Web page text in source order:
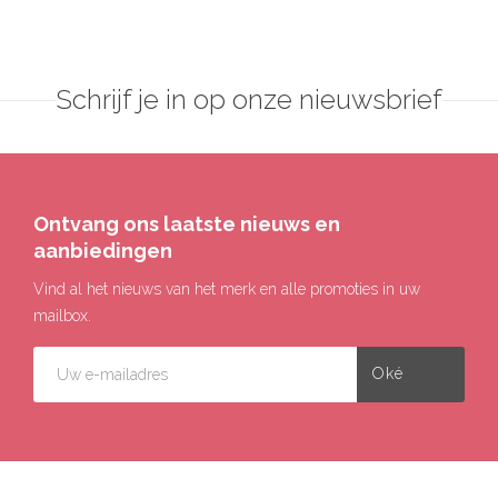
Schrijf je in op onze nieuwsbrief
Ontvang ons laatste nieuws en
aanbiedingen
Vind al het nieuws van het merk en alle promoties in uw
mailbox.